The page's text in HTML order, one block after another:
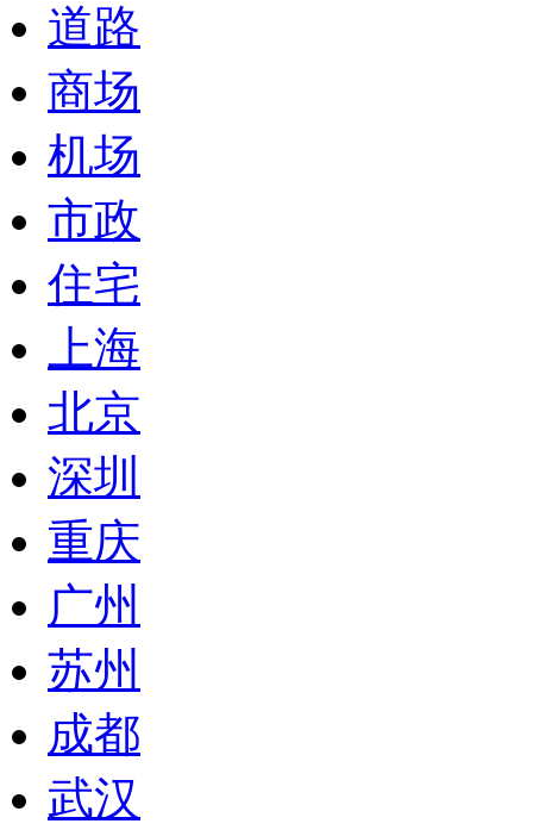
道路
商场
机场
市政
住宅
上海
北京
深圳
重庆
广州
苏州
成都
武汉